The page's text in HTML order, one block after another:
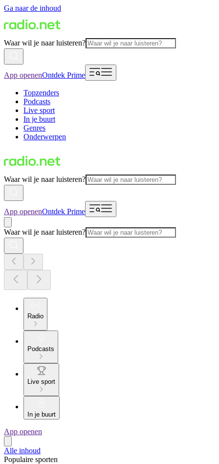
Ga naar de inhoud
Waar wil je naar luisteren?
App openenOntdek Prime
Topzenders
Podcasts
Live sport
In je buurt
Genres
Onderwerpen
Waar wil je naar luisteren?
App openenOntdek Prime
Waar wil je naar luisteren?
Radio
Podcasts
Live sport
In je buurt
App openen
Alle inhoud
Populaire sporten